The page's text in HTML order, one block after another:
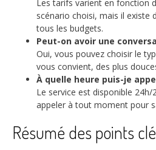
Les tarifs varient en fonction
scénario choisi, mais il existe
tous les budgets.
Peut-on avoir une
Oui, vous pouvez choisir le
vous convient, des plus
À quelle heure puis-je
Le service est disponible
appeler à tout moment pour
Résumé des points